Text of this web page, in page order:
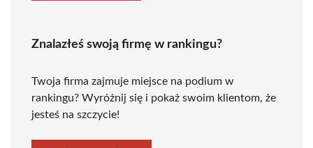
Znalazłeś swoją firmę w rankingu?
Twoja firma zajmuje miejsce na podium w
rankingu? Wyróżnij się i pokaż swoim klientom, że
jesteś na szczycie!